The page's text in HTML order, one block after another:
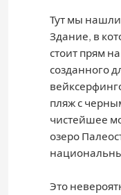
Тут мы
Здание, в
стоит прям
созданного
пляж с
чистейшее
озеро
Это